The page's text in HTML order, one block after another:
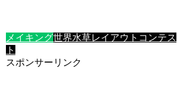
メイキング世界水草レイアウトコンテス
ト
スポンサーリンク